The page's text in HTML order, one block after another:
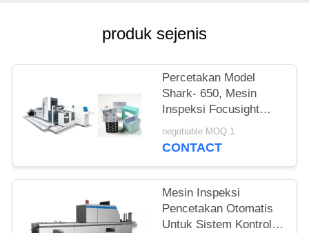
produk sejenis
Percetakan Model
Shark- 650, Mesin
Inspeksi Focusight
Untuk Karton Lipat
Vodka
negotiable MOQ:1
CONTACT
Mesin Inspeksi
Pencetakan Otomatis
Untuk Sistem Kontrol